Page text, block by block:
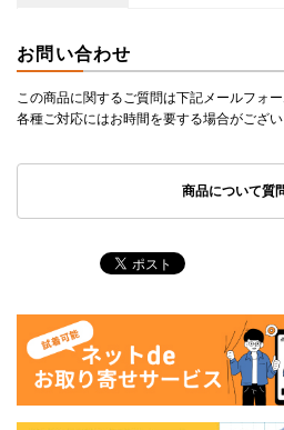
お問い合わせ
この商品に関するご質問は下記メールフォ
各種ご対応にはお時間を要する場合がござ
商品について質